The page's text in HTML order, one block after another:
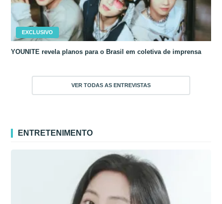
EXCLUSIVO
YOUNITE revela planos para o Brasil em coletiva de imprensa
VER TODAS AS ENTREVISTAS
ENTRETENIMENTO